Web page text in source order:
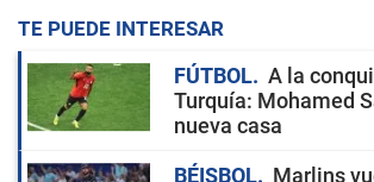
TE PUEDE INTERESAR
FÚTBOL
A la
Turquía: Mohamed
nueva casa
BÉISBOL
Marlins